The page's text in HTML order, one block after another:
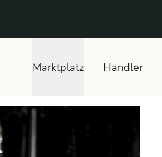
Marktplatz Händler